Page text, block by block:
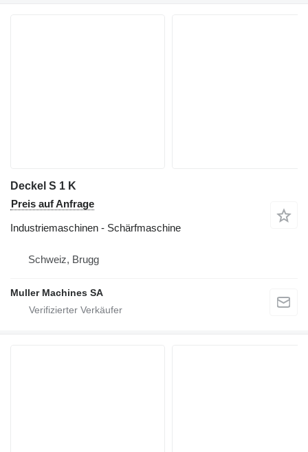
Deckel S 1 K
Preis auf Anfrage
Industriemaschinen - Schärfmaschine
Schweiz, Brugg
Muller Machines SA